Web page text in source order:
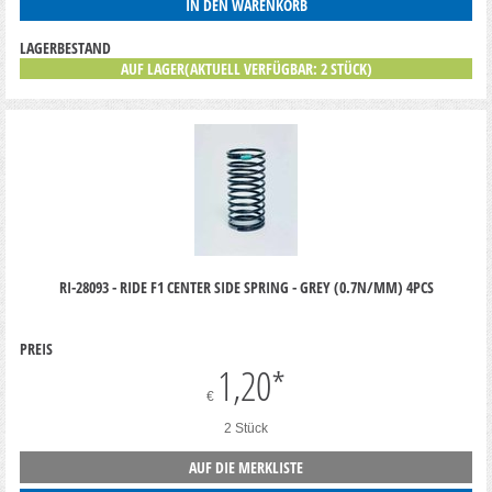
IN DEN WARENKORB
LAGERBESTAND
AUF LAGER(AKTUELL VERFÜGBAR: 2 STÜCK)
RI-28093 - RIDE F1 CENTER SIDE SPRING - GREY (0.7N/MM) 4PCS
PREIS
€ 1,20*
2 Stück
AUF DIE MERKLISTE